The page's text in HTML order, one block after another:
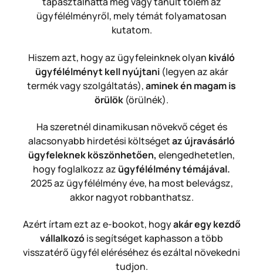
ügyfélélményről, mely témát folyamatosan
kutatom.
Hiszem azt, hogy az ügyfeleinknek olyan kiváló
ügyfélélményt kell nyújtani(legyen az akár
termék vagy szolgáltatás),aminek én magam is
örülök (örülnék).
Ha szeretnél dinamikusan növekvő céget és
alacsonyabb hirdetési költségetaz újravásárló
ügyfeleknek köszönhetően, elengedhetetlen,
hogy foglalkozz az ügyfélélmény témájával.
2025 az ügyfélélmény éve, ha most belevágsz,
akkor nagyot robbanthatsz.
Azért írtam ezt az e-bookot, hogyakár egy kezdő
vállalkozóis segítséget kaphasson a több
visszatérő ügyfél eléréséhez és ezáltal növekedni
tudjon.